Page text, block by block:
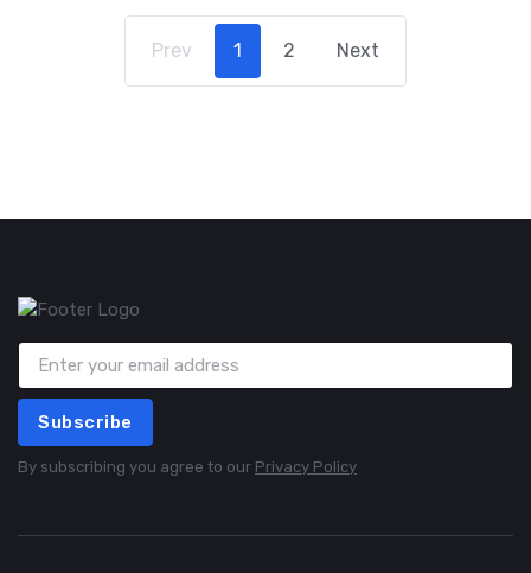
Prev 1 2 Next
Subscribe
By subscribing you agree to our Privacy Policy